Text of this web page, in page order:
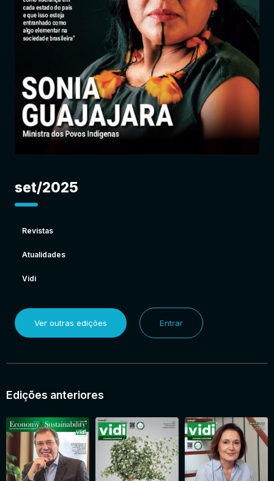
Entrar
set/2025
Revistas
Atualidades
Vidi
Ver outras edições Entrar
Edições anteriores